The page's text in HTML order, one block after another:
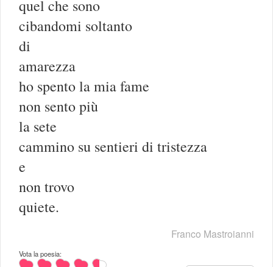
quel che sono
cibandomi soltanto
di
amarezza
ho spento la mia fame
non sento più
la sete
cammino su sentieri di tristezza
e
non trovo
quiete.
Franco Mastroianni
Vota la poesia: